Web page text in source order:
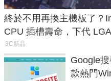
終於不用再換主機板了？
CPU 插槽壽命，下代
3C新品
Google
款熱門